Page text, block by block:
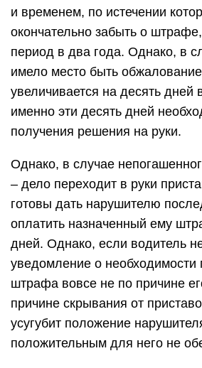
и временем, по истечении
окончательно забыть о штрафе,
период в два года. Однако, в
имело место быть
увеличивается на десять дней
именно эти десять дней
получения решения на руки.
Однако, в случае
– дело переходит в руки
готовы дать нарушителю
оплатить назначенный ему
дней. Однако, если водитель
уведомление о необходимости
штрафа вовсе не по причине
причине скрывания от
усугубит положение
положительным для него не